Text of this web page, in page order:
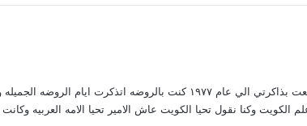
يا الله كل هذا بديرتي لما سمعت هالخبر والا الان مو مصدق ان هالشي يصير بسراحه رجعت بذاكرتي الي عام ١٩٧٧
وكنا نقول تحيا الكويت عاش الامير تحيا الامه العربيه